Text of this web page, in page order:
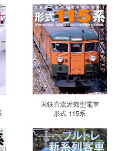
国鉄直流近郊型電車
形式 115系